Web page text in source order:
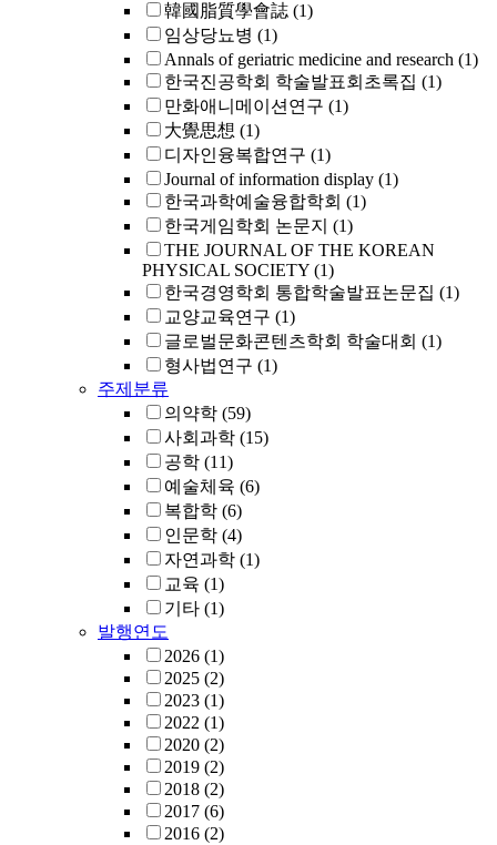
韓國脂質學會誌 (1)
임상당뇨병 (1)
Annals of geriatric medicine and research (1)
한국진공학회 학술발표회초록집 (1)
만화애니메이션연구 (1)
大覺思想 (1)
디자인융복합연구 (1)
Journal of information display (1)
한국과학예술융합학회 (1)
한국게임학회 논문지 (1)
THE JOURNAL OF THE KOREAN
PHYSICAL SOCIETY (1)
한국경영학회 통합학술발표논문집 (1)
교양교육연구 (1)
글로벌문화콘텐츠학회 학술대회 (1)
형사법연구 (1)
주제분류
의약학 (59)
사회과학 (15)
공학 (11)
예술체육 (6)
복합학 (6)
인문학 (4)
자연과학 (1)
교육 (1)
기타 (1)
발행연도
2026 (1)
2025 (2)
2023 (1)
2022 (1)
2020 (2)
2019 (2)
2018 (2)
2017 (6)
2016 (2)